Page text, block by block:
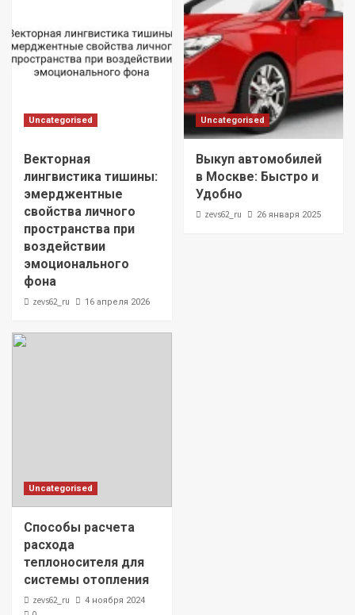
Uncategorised
Векторная
лингвистика тишины:
эмерджентные
свойства личного
пространства при
воздействии
эмоционального
фона
zevs62_ru 16 апреля 2026
Uncategorised
Выкуп автомобилей
в Москве: Быстро и
Удобно
zevs62_ru 26 января 2025
Uncategorised
Способы расчета
расхода
теплоносителя для
системы отопления
zevs62_ru 4 ноября 2024